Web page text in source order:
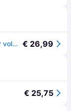
SISU Nextgen Aero gebitsbeschermer voor volwassenen, sneeuwwit, één maat € 26,99
€ 25,75